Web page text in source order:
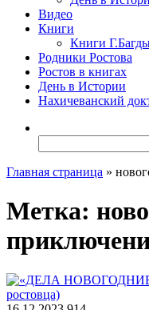
Видео
Книги
Книги
Родники Ростова
Ростов в книгах
День в Истории
Нахичеванский
Главная страница »
Метка: